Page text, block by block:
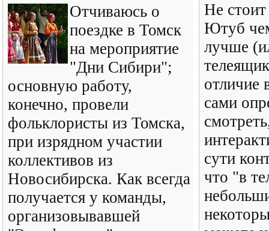
Отчиваюсь о
поездке в Томск
на мероприятие
"Дни Сибири";
основную работу,
конечно, провели
фольклористы из Томска,
при изрядном участии
коллективов из
Новосибирска. Как всегда
получается у команды,
организовывавшей
Не
Ютуб
лучше
отличие
сами
сути
что "в